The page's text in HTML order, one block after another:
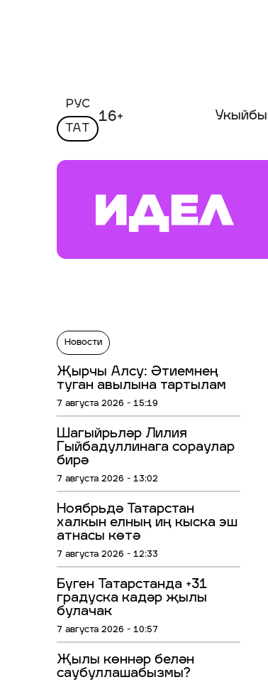
РУС
ТАТ
16+
Новости
Җырчы Алсу: Әтиемнең
туган авылына тартылам
7 августа 2026 - 15:19
Шагыйрьләр Лилия
Гыйбадуллинага сораулар
бирә
7 августа 2026 - 13:02
Ноябрьдә Татарстан
халкын елның иң кыска эш
атнасы көтә
7 августа 2026 - 12:33
Бүген Татарстанда +31
градуска кадәр җылы
булачак
7 августа 2026 - 10:57
Җылы көннәр белән
саубуллашабызмы?